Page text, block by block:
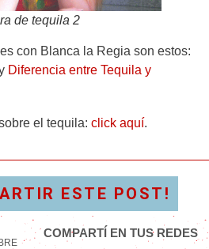
de tequila 2
con Blanca la Regia son estos:
Diferencia entre Tequila y
el tequila: click aquí.
ESTE POST!
COMPARTÍ EN TUS REDES